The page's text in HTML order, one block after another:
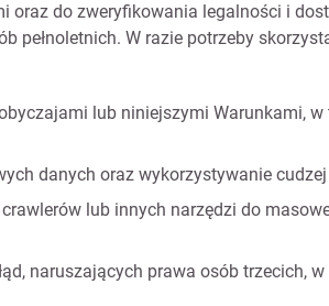
do zweryfikowania legalności i
pełnoletnich. W razie potrzeby
lub niniejszymi Warunkami,
danych oraz wykorzystywanie
lub innych narzędzi do
naruszających prawa osób trzecich,